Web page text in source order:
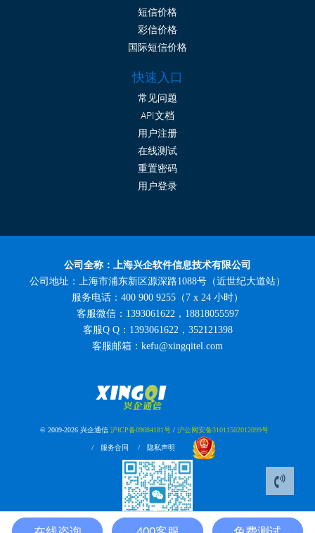
短信价格
彩信价格
国际短信价格
快速入口
常见问题
API文档
用户注册
在线测试
重置密码
用户登录
公司全称：上海兴企软件信息技术有限公司
公司地址：上海市浦东新区源深路1088号（近世纪大道站）
服务电话：400 900 9255（7 x 24 小时）
客服微信：1393061622，18818055597
客服Q Q：1393061622，352121398
客服邮箱：kefu@xingqitel.com
© 2009-2026 兴企通信 沪ICP备09084181号/ 沪公网安备31011502012099号
/ 服务合同 / 隐私声明